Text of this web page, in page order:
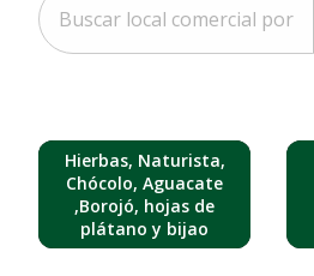
Hierbas, Naturista,
Chócolo, Aguacate
,Borojó, hojas de
plátano y bijao